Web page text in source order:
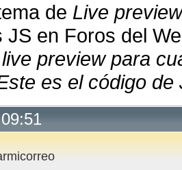
de Live
JS en Foros del
preview para
es el código de